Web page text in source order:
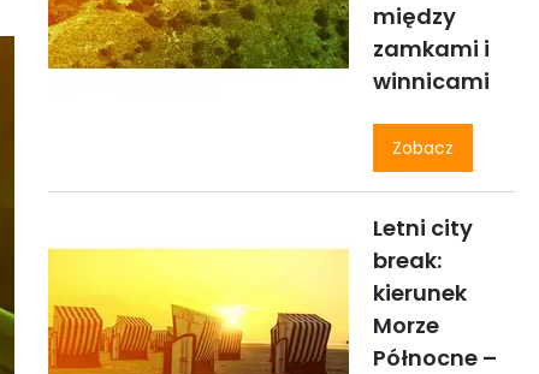
między
zamkami i
winnicami
Zobacz
Letni city
break:
kierunek
Morze
Północne –